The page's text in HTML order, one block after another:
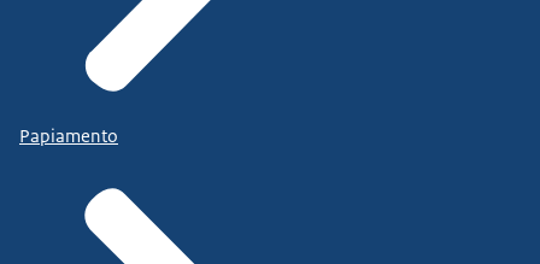
Papiamento